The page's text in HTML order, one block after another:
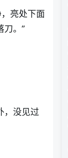
亮处下面
刀。”
，没见过